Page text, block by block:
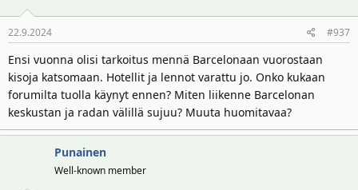
22.9.2024 #937
Ensi vuonna olisi tarkoitus mennä Barcelonaan vuorostaan
kisoja katsomaan. Hotellit ja lennot varattu jo. Onko kukaan
forumilta tuolla käynyt ennen? Miten liikenne Barcelonan
keskustan ja radan välillä sujuu? Muuta huomitavaa?
Punainen
Well-known member